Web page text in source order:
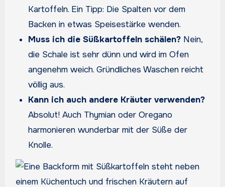
Kartoffeln. Ein Tipp: Die Spalten vor dem
Backen in etwas Speisestärke wenden.
Muss ich die Süßkartoffeln schälen? Nein,
die Schale ist sehr dünn und wird im Ofen
angenehm weich. Gründliches Waschen reicht
völlig aus.
Kann ich auch andere Kräuter verwenden?
Absolut! Auch Thymian oder Oregano
harmonieren wunderbar mit der Süße der
Knolle.